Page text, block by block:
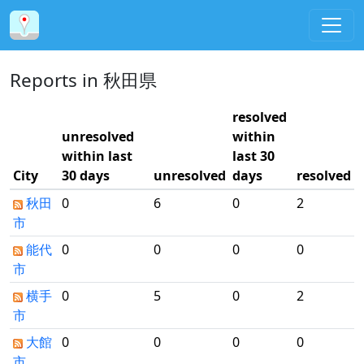
Reports in 秋田県
City
unresolved
within last
30 days
unresolved
resolved
within
last 30
days
resolved
秋田
市
0 6 0 2
能代
市
0 0 0 0
横手
市
0 5 0 2
大館 0 0 0 0